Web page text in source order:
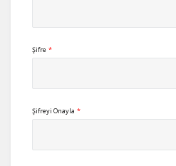
Şifre *
Şifreyi Onayla *